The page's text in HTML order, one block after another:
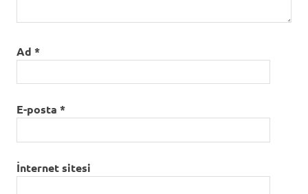
Ad *
E-posta *
İnternet sitesi